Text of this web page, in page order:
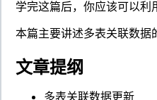
学完这篇后，你应该可以利
本篇主要讲述多表关联数据
文章提纲
多表关联数据更新